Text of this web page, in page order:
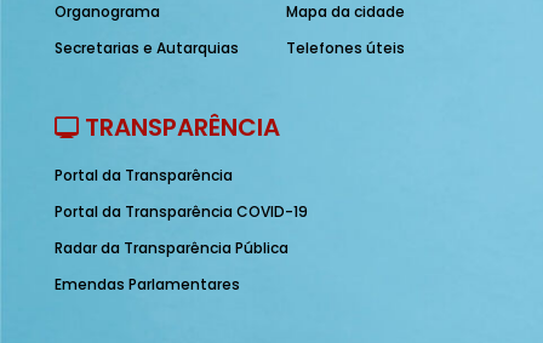
Organograma
Secretarias e Autarquias
Mapa da cidade
Telefones úteis
TRANSPARÊNCIA
Portal da Transparência
Portal da Transparência COVID-19
Radar da Transparência Pública
Emendas Parlamentares